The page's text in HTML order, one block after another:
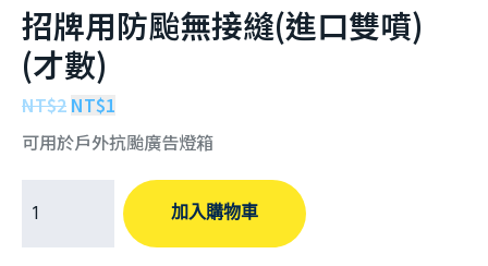
招牌用防颱無接縫(進口雙噴)
(才數)
NT$2 NT$1
可用於戶外抗颱廣告燈箱
加入購物車